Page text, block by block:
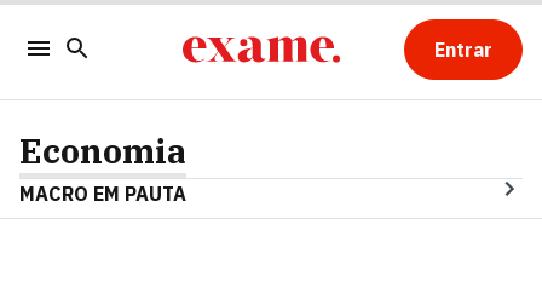
Entrar
Economia
MACRO EM PAUTA